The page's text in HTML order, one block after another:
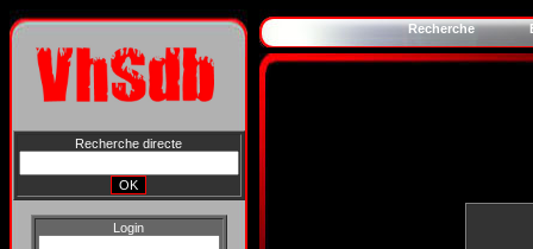
Recherche directe
Login
Recherche